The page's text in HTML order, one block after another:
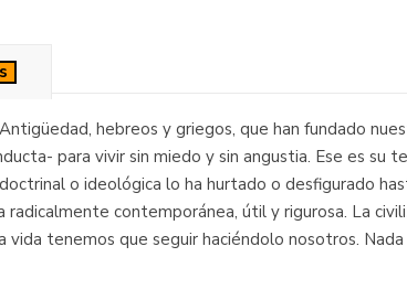
hebreos y griegos, que han fundado
para vivir sin miedo y sin angustia. Ese es
o ideológica lo ha hurtado o desfigurado
radicalmente contemporánea, útil y rigurosa. La
vida tenemos que seguir haciéndolo nosotros. Nada